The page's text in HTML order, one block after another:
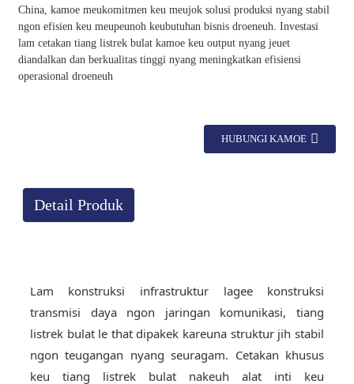
China, kamoe meukomitmen keu meujok solusi produksi nyang stabil
ngon efisien keu meupeunoh keubutuhan bisnis droeneuh. Investasi
lam cetakan tiang listrek bulat kamoe keu output nyang jeuet
diandalkan dan berkualitas tinggi nyang meningkatkan efisiensi
operasional droeneuh
HUBUNGI KAMOE
Detail Produk
Lam konstruksi infrastruktur lagee konstruksi
transmisi daya ngon jaringan komunikasi, tiang
listrek bulat le that dipakek kareuna struktur jih stabil
ngon teugangan nyang seuragam. Cetakan khusus
keu tiang listrek bulat nakeuh alat inti keu